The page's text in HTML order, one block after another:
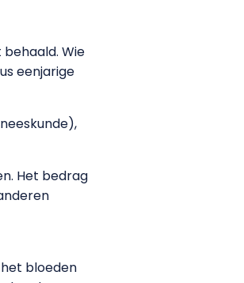
Wie
eenjarige
Het bedrag
bloeden